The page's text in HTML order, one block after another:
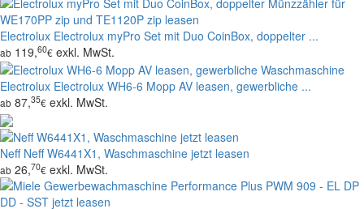
Electrolux Electrolux myPro Set mit Duo CoinBox, doppelter ...
ab 119,60€ exkl. MwSt.
Electrolux Electrolux WH6-6 Mopp AV leasen, gewerbliche ...
ab 87,35€ exkl. MwSt.
Neff Neff W6441X1, Waschmaschine jetzt leasen
ab 26,70€ exkl. MwSt.